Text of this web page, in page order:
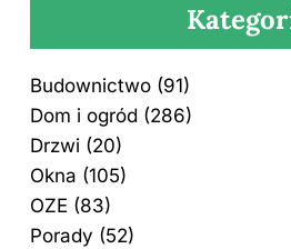
Budownictwo (91)
Dom i ogród (286)
Drzwi (20)
Okna (105)
OZE (83)
Porady (52)